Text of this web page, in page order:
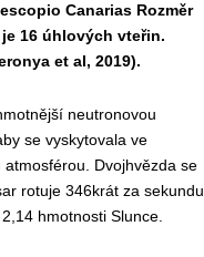
Canarias Rozměr
16 úhlových vteřin.
et al, 2019).
neutronovou
se vyskytovala ve
Dvojhvězda se
rotuje 346krát za sekundu
hmotnosti Slunce.